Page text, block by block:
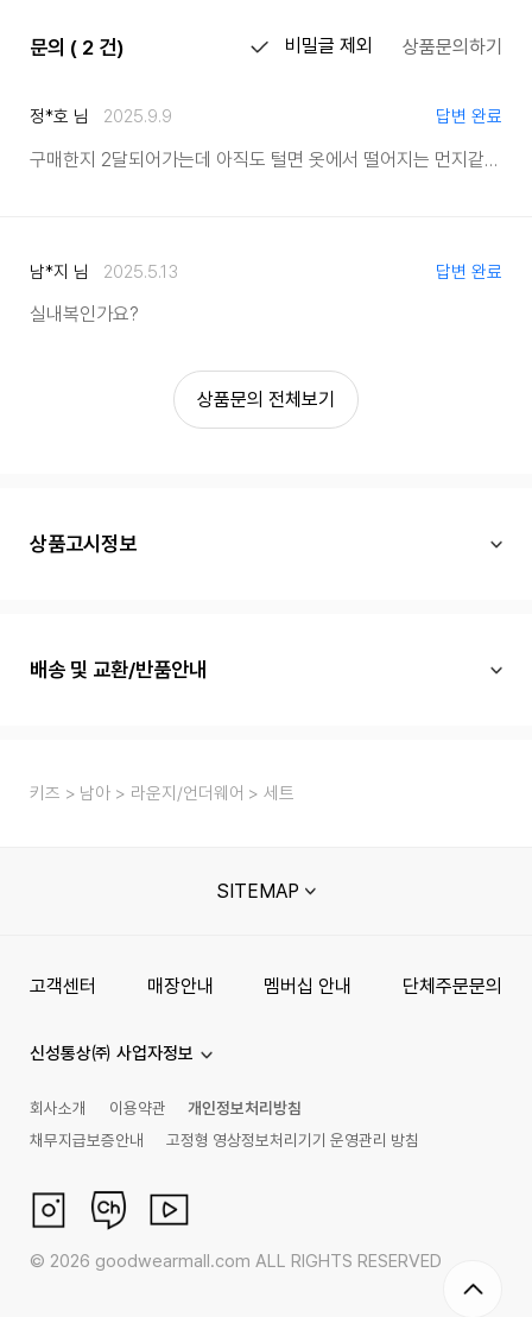
문의 ( 2 건) 비밀글 제외 상품문의하기
정*호 님 2025.9.9 답변 완료
구매한지 2달되어가는데 아직도 털면 옷에서 떨어지는 먼지같은게 많이날립니다
남*지 님 2025.5.13 답변 완료
실내복인가요?
상품문의 전체보기
상품고시정보
배송 및 교환/반품안내
키즈 남아 라운지/언더웨어 세트
SITEMAP
고객센터 매장안내 멤버십 안내 단체주문문의
신성통상㈜ 사업자정보
회사소개 이용약관
개인정보처리방침
채무지급보증안내
고정형 영상정보처리기기 운영관리 방침
© 2026 goodwearmall.com ALL RIGHTS RESERVED